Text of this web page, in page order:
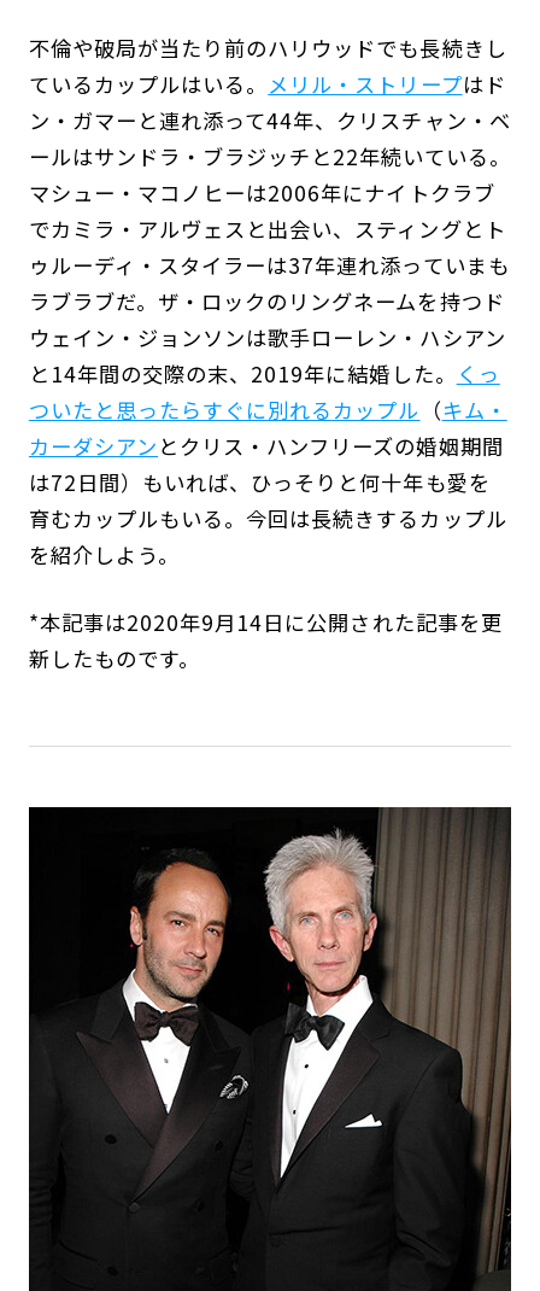
不倫や破局が当たり前のハリウッドでも長続きし
ているカップルはいる。 メリル・ストリープはド
ン・ガマーと連れ添って44年、クリスチャン・ベ
ールはサンドラ・ブラジッチと22年続いている。
マシュー・マコノヒーは2006年にナイトクラブ
でカミラ・アルヴェスと出会い、スティングとト
ゥルーディ・スタイラーは37年連れ添っていまも
ラブラブだ。ザ・ロックのリングネームを持つド
ウェイン・ジョンソンは歌手ローレン・ハシアン
と14年間の交際の末、2019年に結婚した。 くっ
ついたと思ったらすぐに別れるカップル （キム・
カーダシアン とクリス・ハンフリーズの婚姻期間
は72日間）もいれば、ひっそりと何十年も愛を
育むカップルもいる。今回は長続きするカップル
を紹介しよう。
*本記事は2020年9月14日に公開された記事を更
新したものです。